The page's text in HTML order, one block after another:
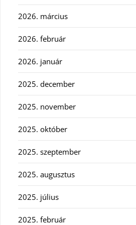
2026. március
2026. február
2026. január
2025. december
2025. november
2025. október
2025. szeptember
2025. augusztus
2025. július
2025. február